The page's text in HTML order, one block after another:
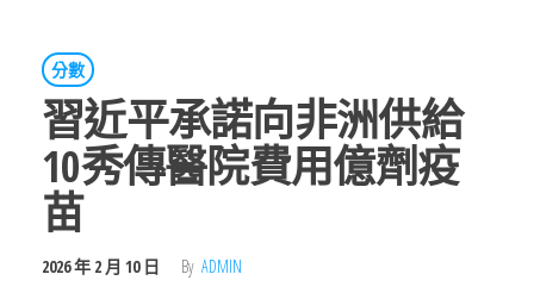
分數
習近平承諾向非洲供給
10秀傳醫院費用億劑疫
苗
2026 年 2 月 10 日 By ADMIN